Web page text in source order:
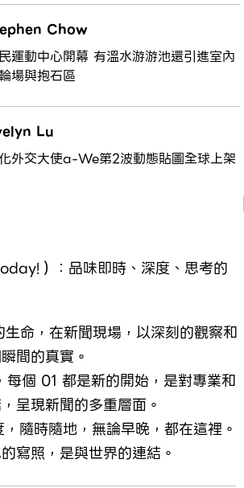
Chow
運動中心開幕 有溫水游游池還引進室內
場與抱石區
Lu
外交大使a-We第2波動態貼圖全球上架
）：品味即時、深度、思考的
命，在新聞現場，以深刻的觀察和
間的真實。
個 01 都是新的開始，是對專業和
呈現新聞的多重層面。
隨時隨地，無論早晚，都在這裡。
寫照，是與世界的連結。